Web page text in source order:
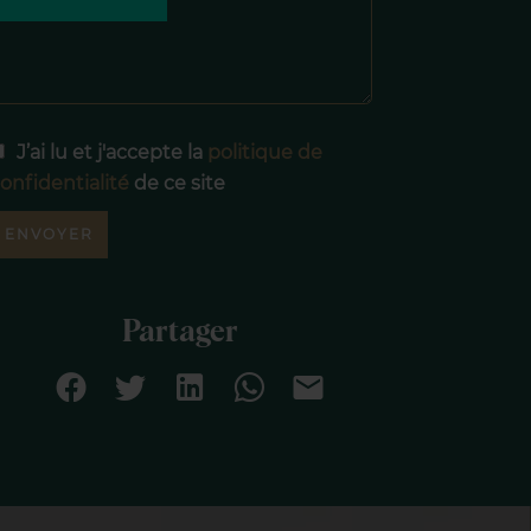
J’ai lu et j'accepte la politique de
de ce site
ENVOYER
Partager